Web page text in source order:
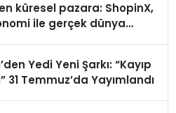
küresel pazara: ShopinX,
ile gerçek dünya
Yedi Yeni Şarkı: “Kayıp
31 Temmuz’da Yayımlandı